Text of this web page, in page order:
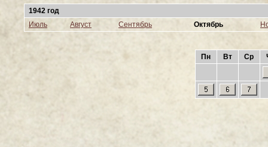
1942 год
Июль
Август Сентябрь Октябрь
Пн Вт Ср